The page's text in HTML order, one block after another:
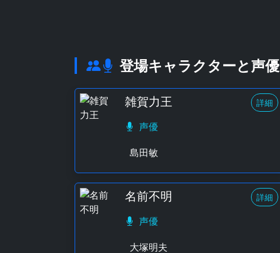
登場キャラクターと声優
雑賀力王 詳細
声優
島田敏
名前不明 詳細
声優
大塚明夫